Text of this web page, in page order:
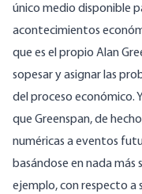
único medio disponible
acontecimientos
que es el propio Alan
sopesar y asignar las
del proceso económico.
que Greenspan, de
numéricas a eventos
basándose en nada más
ejemplo, con respecto a